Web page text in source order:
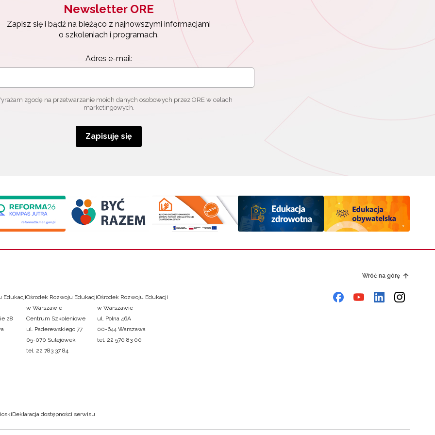
Newsletter ORE
Zapisz się i bądź na bieżąco z najnowszymi informacjami
o szkoleniach i programach.
Adres e-mail:
zgodę na przetwarzanie moich danych osobowych przez ORE w celach
marketingowych.
Zapisuję się
Wróć na górę
Edukacji
28
Ośrodek Rozwoju Edukacji
w Warszawie
Centrum Szkoleniowe
ul. Paderewskiego 77
05-070 Sulejówek
tel. 22 783 37 84
Ośrodek Rozwoju Edukacji
w Warszawie
ul. Polna 46A
00-644 Warszawa
tel. 22 570 83 00
Deklaracja dostępności serwisu